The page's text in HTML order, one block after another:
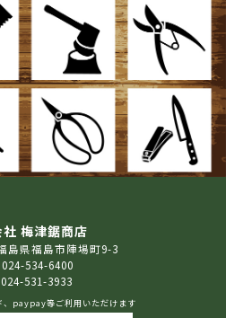
梅津鋸商店
島県福島市陣場町9-3
534-6400
531-3933
、paypay等ご利用いただけます